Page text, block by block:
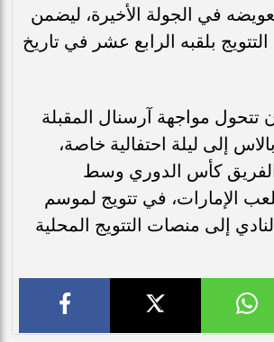
في الجولة الأخيرة، ليضمن
بلقبه الرابع عشر في تاريخ
تتحول مواجهة آرسنال المقبلة
إلى ليلة احتفالية خاصة،
كأس الدوري وسط
الإمارات، في تتويج لموسم
إلى منصات التتويج المحلية